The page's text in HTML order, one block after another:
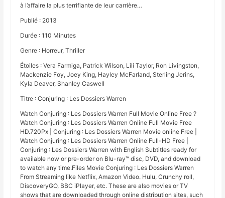
à l’affaire la plus terrifiante de leur carrière…
Publié : 2013
Durée : 110 Minutes
Genre : Horreur, Thriller
Étoiles : Vera Farmiga, Patrick Wilson, Lili Taylor, Ron Livingston,
Mackenzie Foy, Joey King, Hayley McFarland, Sterling Jerins,
Kyla Deaver, Shanley Caswell
Titre : Conjuring : Les Dossiers Warren
Watch Conjuring : Les Dossiers Warren Full Movie Online Free ?
Watch Conjuring : Les Dossiers Warren Online Full Movie Free
HD.720Px | Conjuring : Les Dossiers Warren Movie online Free |
Watch Conjuring : Les Dossiers Warren Online Full-HD Free |
Conjuring : Les Dossiers Warren with English Subtitles ready for
available now or pre-order on Blu-ray™ disc, DVD, and download
to watch any time.Files Movie Conjuring : Les Dossiers Warren
From Streaming like Netflix, Amazon Video. Hulu, Crunchy roll,
DiscoveryGO, BBC iPlayer, etc. These are also movies or TV
shows that are downloaded through online distribution sites, such